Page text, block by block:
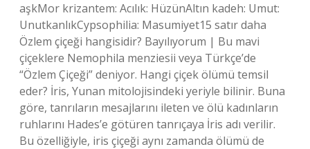
aşkMor krizantem: Acılık: HüzünAltın kadeh: Umut:
UnutkanlıkCypsophilia: Masumiyet15 satır daha
Özlem çiçeği hangisidir? Bayılıyorum | Bu mavi
çiçeklere Nemophila menziesii veya Türkçe’de
“Özlem Çiçeği” deniyor. Hangi çiçek ölümü temsil
eder? İris, Yunan mitolojisindeki yeriyle bilinir. Buna
göre, tanrıların mesajlarını ileten ve ölü kadınların
ruhlarını Hades’e götüren tanrıçaya İris adı verilir.
Bu özelliğiyle, iris çiçeği aynı zamanda ölümü de